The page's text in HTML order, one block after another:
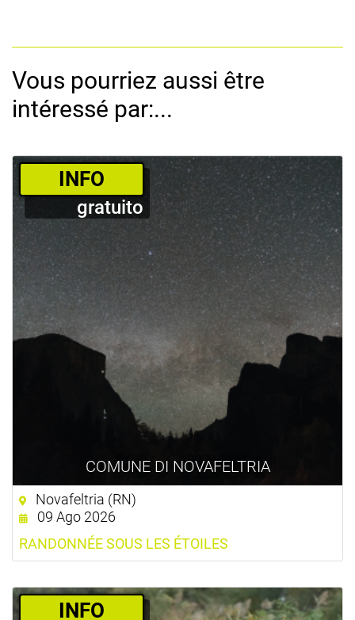
Vous pourriez aussi être
intéressé par:...
COMUNE DI NOVAFELTRIA
­INFO
gratuito
Novafeltria (RN)
09 Ago 2026
RANDONNÉE SOUS LES ÉTOILES
­INFO